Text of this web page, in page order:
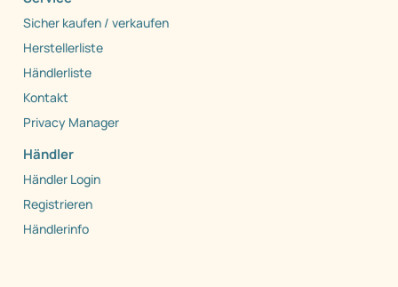
Sicher kaufen / verkaufen
Herstellerliste
Händlerliste
Kontakt
Privacy Manager
Händler
Händler Login
Registrieren
Händlerinfo